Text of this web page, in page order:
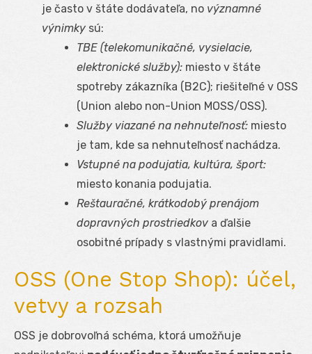
je často v štáte dodávateľa, no významné
výnimky sú:
TBE (telekomunikačné, vysielacie,
elektronické služby): miesto v štáte
spotreby zákazníka (B2C); riešiteľné v OSS
(Union alebo non-Union MOSS/OSS).
Služby viazané na nehnuteľnosť: miesto
je tam, kde sa nehnuteľnosť nachádza.
Vstupné na podujatia, kultúra, šport:
miesto konania podujatia.
Reštauračné, krátkodobý prenájom
dopravných prostriedkov a ďalšie
osobitné prípady s vlastnými pravidlami.
OSS (One Stop Shop): účel,
vetvy a rozsah
OSS je dobrovoľná schéma, ktorá umožňuje